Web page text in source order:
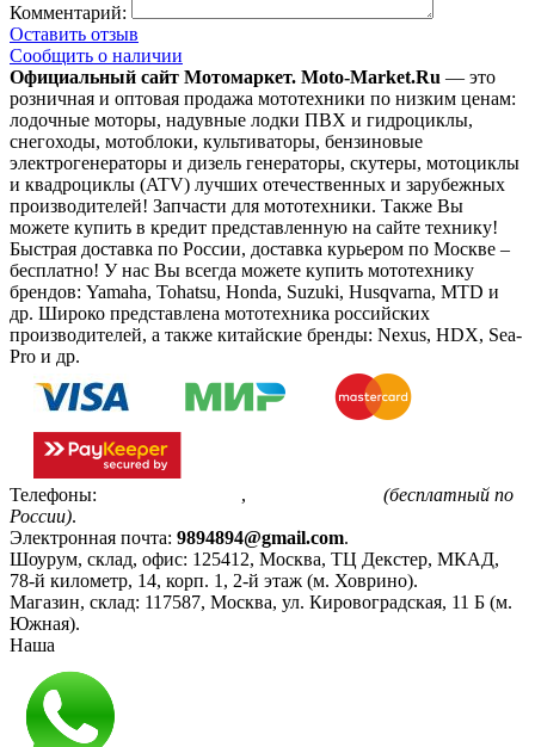
Комментарий:
Оставить отзыв
Сообщить о наличии
Официальный сайт Мотомаркет. Moto-Market.Ru — это
розничная и оптовая продажа мототехники по низким ценам:
лодочные моторы, надувные лодки ПВХ и гидроциклы,
снегоходы, мотоблоки, культиваторы, бензиновые
электрогенераторы и дизель генераторы, скутеры, мотоциклы
и квадроциклы (ATV) лучших отечественных и зарубежных
производителей! Запчасти для мототехники. Также Вы
можете купить в кредит представленную на сайте технику!
Быстрая доставка по России, доставка курьером по Москве –
бесплатно! У нас Вы всегда можете купить мототехнику
брендов: Yamaha, Tohatsu, Honda, Suzuki, Husqvarna, MTD и
др. Широко представлена мототехника российских
производителей, а также китайские бренды: Nexus, HDX, Sea-
Pro и др.
Телефоны: ,
(бесплатный по
России).
Электронная почта: 9894894@gmail.com.
Шоурум, склад, офис: 125412, Москва, ТЦ Декстер, МКАД,
78-й километр, 14, корп. 1, 2-й этаж (м. Ховрино).
Магазин, склад: 117587, Москва, ул. Кировоградская, 11 Б (м.
Южная).
Наша